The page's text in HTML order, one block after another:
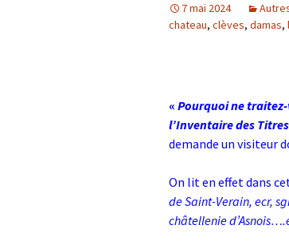
7 mai 2024
chateau, clèves, damas,
« Pourquoi ne
l’Inventaire des
demande un visiteur
On lit en effet dans
de Saint-Verain, ecr,
châtellenie